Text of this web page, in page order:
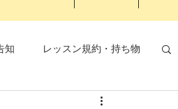
知 レッスン規約・持ち物